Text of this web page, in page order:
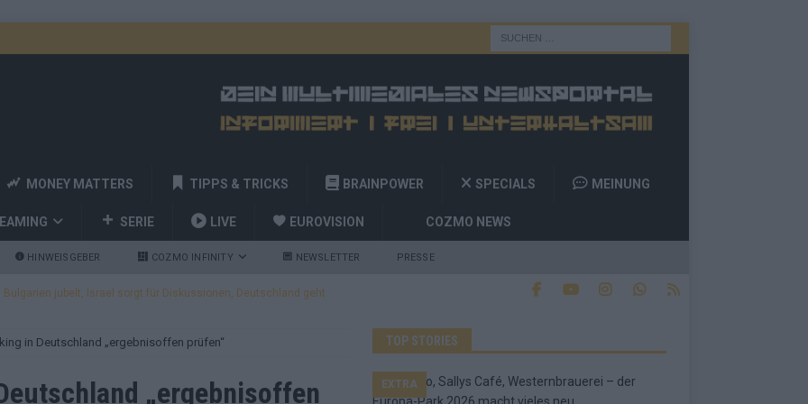
MONEY MATTERS TIPPS & TRICKS BRAINPOWER SPECIALS MEINUNG
SERIE LIVE EUROVISION COZMO NEWS
HINWEISGEBER COZMO INFINITY NEWSLETTER PRESSE
Bulgarien jubelt, Israel sorgt für Diskussionen, Deutschland geht
und Billy Joel – das ESC-Finale wird eine Party
– Startreihenfolge steht, Deutschland singt als Zweites!
in Deutschland „ergebnisoffen prüfen“
„ergebnisoffen
TOP STORIES
EXTRA